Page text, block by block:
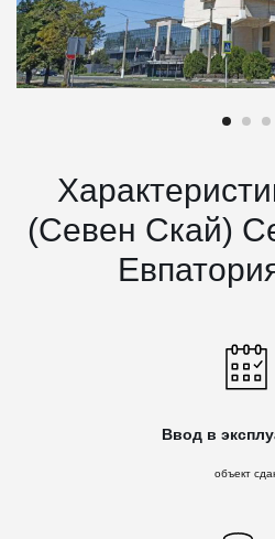
(Севен Скай)
Ввод в
объект